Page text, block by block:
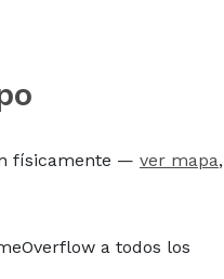
físicamente — ver mapa,
a todos los